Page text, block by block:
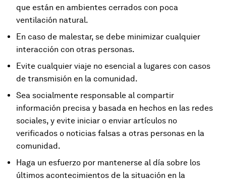
que están en ambientes cerrados con poca
ventilación natural.
En caso de malestar, se debe minimizar cualquier
interacción con otras personas.
Evite cualquier viaje no esencial a lugares con casos
de transmisión en la comunidad.
Sea socialmente responsable al compartir
información precisa y basada en hechos en las redes
sociales, y evite iniciar o enviar artículos no
verificados o noticias falsas a otras personas en la
comunidad.
Haga un esfuerzo por mantenerse al día sobre los
últimos acontecimientos de la situación en la